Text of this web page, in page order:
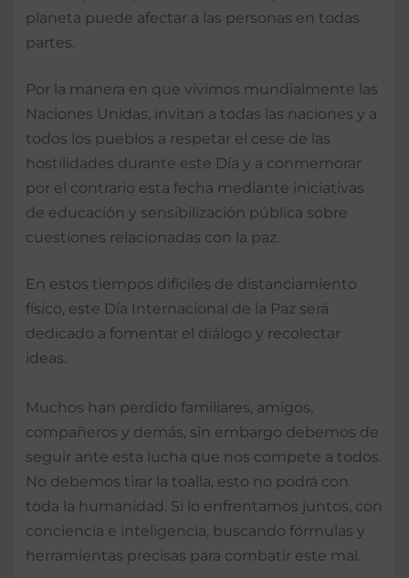
planeta puede afectar a las personas en todas
partes.
Por la manera en que vivimos mundialmente las
Naciones Unidas, invitan a todas las naciones y a
todos los pueblos a respetar el cese de las
hostilidades durante este Día y a conmemorar
por el contrario esta fecha mediante iniciativas
de educación y sensibilización pública sobre
cuestiones relacionadas con la paz.
En estos tiempos difíciles de distanciamiento
físico, este Día Internacional de la Paz será
dedicado a fomentar el diálogo y recolectar
ideas.
Muchos han perdido familiares, amigos,
compañeros y demás, sin embargo debemos de
seguir ante esta lucha que nos compete a todos.
No debemos tirar la toalla, esto no podrá con
toda la humanidad. Si lo enfrentamos juntos, con
conciencia e inteligencia, buscando fórmulas y
herramientas precisas para combatir este mal.